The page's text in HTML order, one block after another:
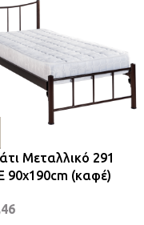
Μεταλλικό 291
90x190cm (καφέ)